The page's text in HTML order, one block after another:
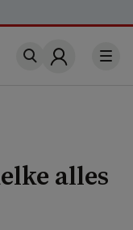
Account
alles